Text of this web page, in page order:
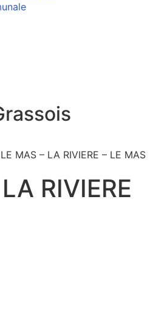
LE MAS – LA RIVIERE – LE MAS
RIVIERE